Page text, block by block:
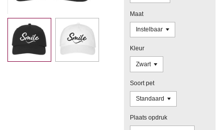
Maat
Kleur
Soort pet
Plaats opdruk